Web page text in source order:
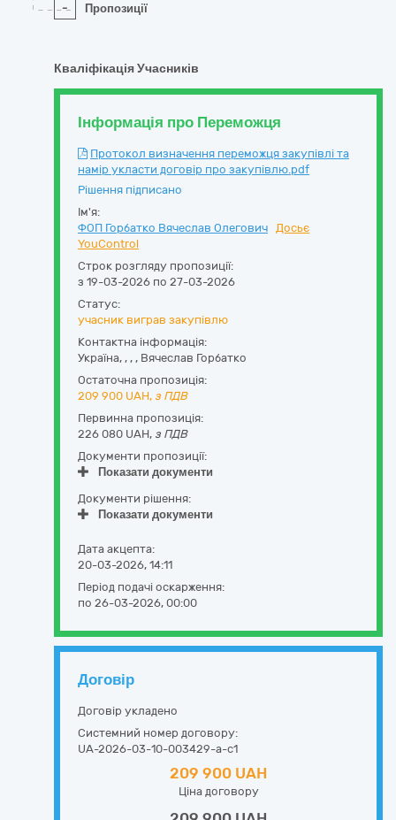
- Пропозиції
Кваліфікація Учасників
Інформація про Переможця
Протокол визначення переможця закупівлі та
намір укласти договір про закупівлю.pdf
Рішення підписано
Ім'я:
ФОП Горбатко Вячеслав Олегович Досьє
YouControl
Строк розгляду пропозиції:
з 19-03-2026 по 27-03-2026
Статус:
учасник виграв закупівлю
Контактна інформація:
Україна, , , , Вячеслав Горбатко
Остаточна пропозиція:
209 900 UAH, з ПДВ
Первинна пропозиція:
226 080 UAH, з ПДВ
Документи пропозиції:
Показати документи
Документи рішення:
Показати документи
Дата акцепта:
20-03-2026, 14:11
Період подачі оскарження:
по 26-03-2026, 00:00
Договір
Договір укладено
Системний номер договору:
UA-2026-03-10-003429-a-c1
209 900 UAH
Ціна договору